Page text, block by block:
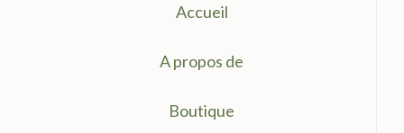
Accueil
A propos de
Boutique